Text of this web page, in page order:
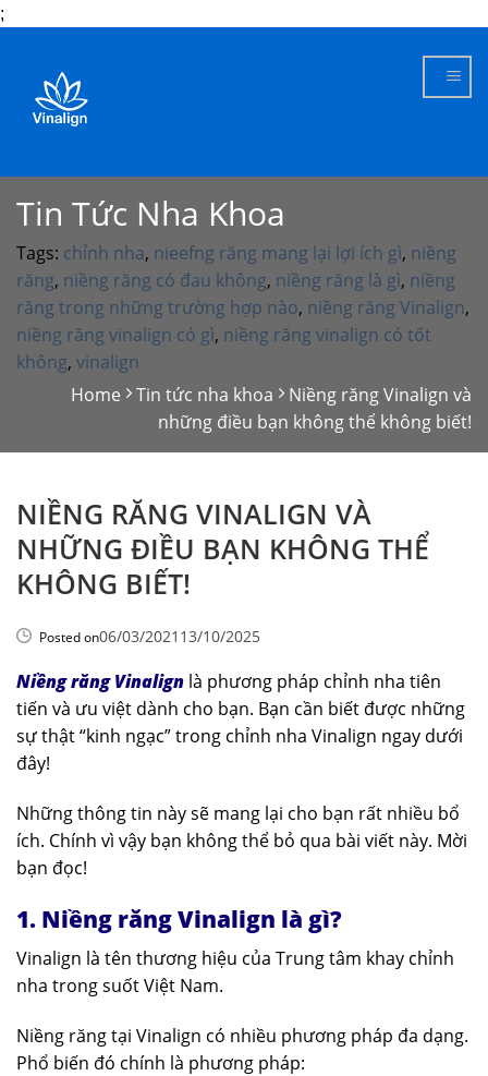
;
content
Tin Tức Nha Khoa
Tags: chỉnh nha, nieefng răng mang lại lợi ích gì, niềng
răng, niềng răng có đau không, niềng răng là gì, niềng
răng trong những trường hợp nào, niềng răng Vinalign,
niềng răng vinalign có gì, niềng răng vinalign có tốt
không, vinalign
Home
Tin tức nha khoa
Niềng răng Vinalign và
những điều bạn không thể không biết!
NIỀNG RĂNG VINALIGN VÀ
NHỮNG ĐIỀU BẠN KHÔNG THỂ
KHÔNG BIẾT!
Posted on06/03/2021 13/10/2025
Niềng răng Vinalign là phương pháp chỉnh nha tiên
tiến và ưu việt dành cho bạn. Bạn cần biết được những
sự thật “kinh ngạc” trong chỉnh nha Vinalign ngay dưới
đây!
Những thông tin này sẽ mang lại cho bạn rất nhiều bổ
ích. Chính vì vậy bạn không thể bỏ qua bài viết này. Mời
bạn đọc!
1. Niềng răng Vinalign là gì?
Vinalign là tên thương hiệu của Trung tâm khay chỉnh
nha trong suốt Việt Nam.
Niềng răng tại Vinalign có nhiều phương pháp đa dạng.
Phổ biến đó chính là phương pháp: